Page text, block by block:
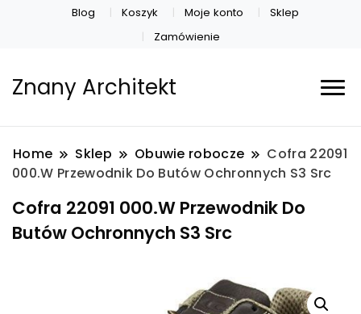
Blog Koszyk Moje konto
Sklep
Zamówienie
Znany Architekt
Home Sklep Obuwie robocze
Cofra 22091
000.W Przewodnik Do Butów Ochronnych S3 Src
Cofra 22091 000.W Przewodnik Do
Butów Ochronnych S3 Src